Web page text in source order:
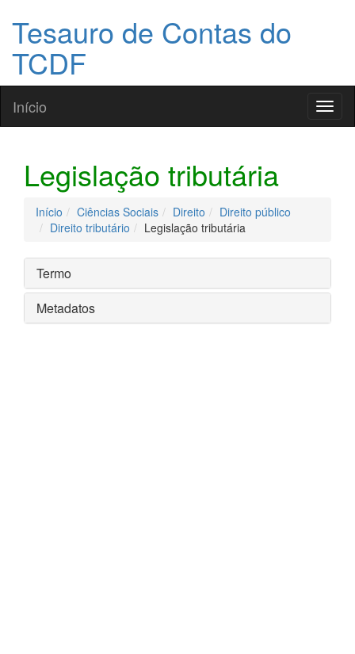
Tesauro de Contas do
TCDF
Início
Legislação tributária
Início Ciências Sociais Direito
Direito público
Direito tributário
Legislação tributária
Termo
Metadatos